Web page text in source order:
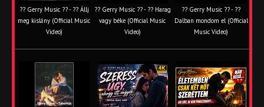
?? Gerry Music ?? - ?? Állj
meg kislány (Official Music
Video)
?? Gerry Music ?? - ?? Harag
vagy béke (Official Music
Video)
?? Gerry Music ?? - ??
Dalban mondom el (Official
Music Video)